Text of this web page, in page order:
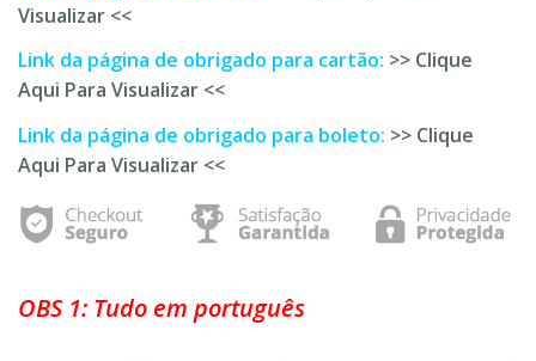
Visualizar <<
Link da página de obrigado para cartão: >> Clique
Aqui Para Visualizar <<
Link da página de obrigado para boleto: >> Clique
Aqui Para Visualizar <<
OBS 1: Tudo em português